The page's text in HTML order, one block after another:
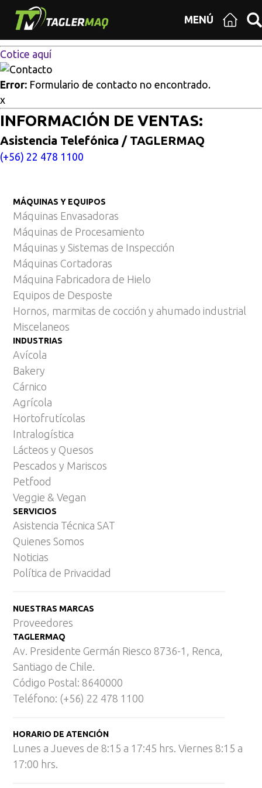
MENÚ
Multisitios
Soluciones en la industria
Cotice aquí
Error: Formulario de contacto no encontrado.
x
INFORMACIÓN DE VENTAS:
Asistencia Telefónica / TAGLERMAQ
(+56) 22 478 1100
MÁQUINAS Y EQUIPOS
Máquinas Envasadoras
Máquinas de Procesamiento
Máquinas y Sistemas de Inspección
Máquinas Cortadoras
Máquina Fabricadora de Hielo
Equipos de Desposte
Hornos, marmitas de cocción y ahumado industrial
Miscelaneos
INDUSTRIAS
Avícola
Bakery
Cárnico
Agrícola
Hortofrutícolas
Intralogística
Lácteos y Quesos
Pescados y Mariscos
Petfood
Veggie & Vegan
SERVICIOS
Asistencia Técnica SAT
Quienes Somos
Noticias
Política de Privacidad
NUESTRAS MARCAS
Proveedores
TAGLERMAQ
Av. Presidente Germán Riesco 8736-1, Renca,
Santiago de Chile.
Código Postal: 8640000
Teléfono: (+56) 22 478 1100
HORARIO DE ATENCIÓN
Lunes a Jueves de 8:15 a 17:45 hrs. Viernes 8:15 a
17:00 hrs.